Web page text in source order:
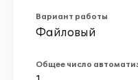
Вариант работы
Файловый
Общее число